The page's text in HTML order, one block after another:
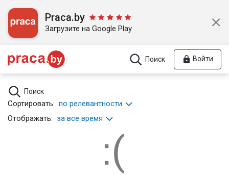
Praca.by
Загрузите на Google Play
Поиск Войти
Поиск
Сортировать: по релевантности
Отображать: за все время